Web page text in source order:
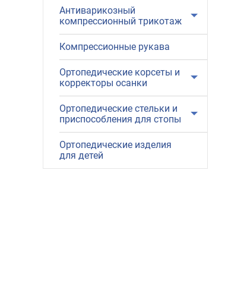
Антиварикозный
компрессионный трикотаж
Компрессионные рукава
Ортопедические корсеты и
корректоры осанки
Ортопедические стельки и
приспособления для стопы
Ортопедические изделия
для детей